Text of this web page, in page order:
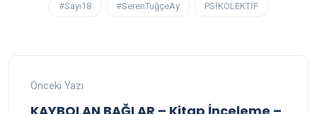
#Sayı18 #SerenTuğçeAy PSİKOLEKTİF
Önceki Yazı